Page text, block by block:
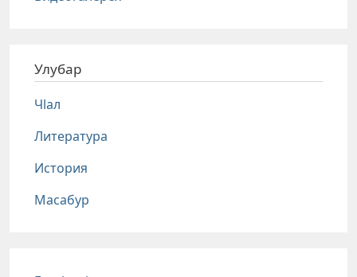
Улубар
Чlал
Литература
История
Масабур
Соц сети